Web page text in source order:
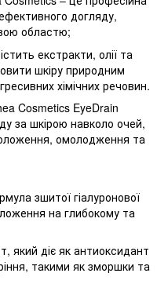
догляду,
областю;
екстракти, олії та
шкіру природним
хімічних речовин.
Cosmetics EyeDrain
за шкірою навколо очей,
омолодження та
зшитої гіалуронової
на глибокому та
який діє як антиоксидант
такими як зморшки та